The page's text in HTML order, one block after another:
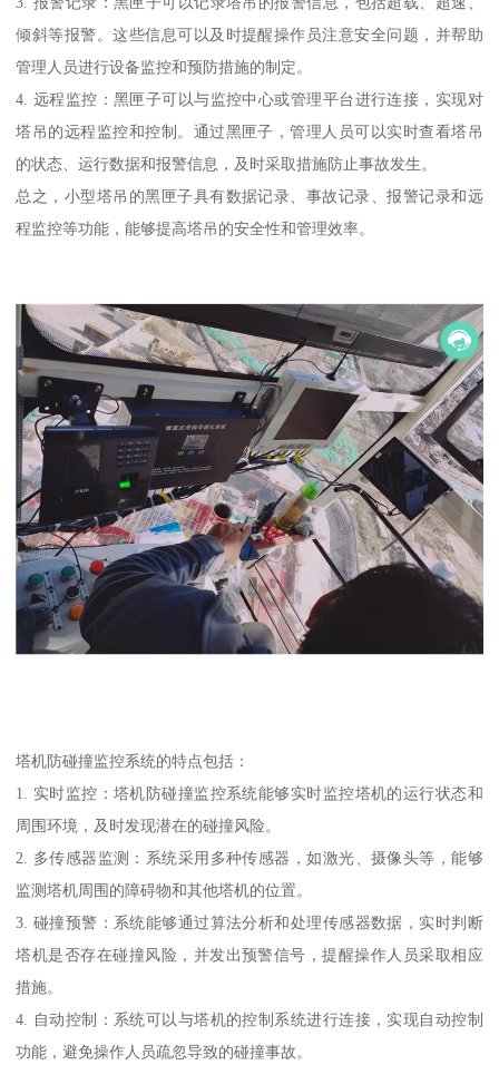
倾斜等报警。这些信息可以及时提醒操作员注意安全问题，并帮助
管理人员进行设备监控和预防措施的制定。
4. 远程监控：黑匣子可以与监控中心或管理平台进行连接，实现对
塔吊的远程监控和控制。通过黑匣子，管理人员可以实时查看塔吊
的状态、运行数据和报警信息，及时采取措施防止事故发生。
总之，小型塔吊的黑匣子具有数据记录、事故记录、报警记录和远
程监控等功能，能够提高塔吊的安全性和管理效率。
塔机防碰撞监控系统的特点包括：
1. 实时监控：塔机防碰撞监控系统能够实时监控塔机的运行状态和
周围环境，及时发现潜在的碰撞风险。
2. 多传感器监测：系统采用多种传感器，如激光、摄像头等，能够
监测塔机周围的障碍物和其他塔机的位置。
3. 碰撞预警：系统能够通过算法分析和处理传感器数据，实时判断
塔机是否存在碰撞风险，并发出预警信号，提醒操作人员采取相应
措施。
4. 自动控制：系统可以与塔机的控制系统进行连接，实现自动控制
功能，避免操作人员疏忽导致的碰撞事故。